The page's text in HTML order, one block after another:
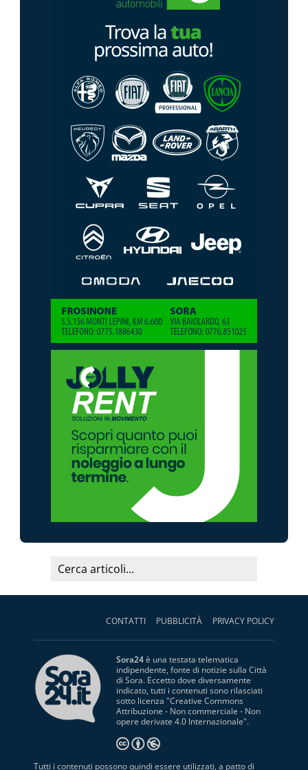
CONTATTI PUBBLICITÀ PRIVACY POLICY
Sora24è una testata telematica
indipendente, fonte di notizie sulla Città
di Sora. Eccetto dove diversamente
indicato, tutti i contenuti sono rilasciati
sotto licenza "Creative Commons
Attribuzione - Non commerciale - Non
opere derivate 4.0 Internazionale".
Tutti i contenuti possono quindi essere utilizzati, a patto di